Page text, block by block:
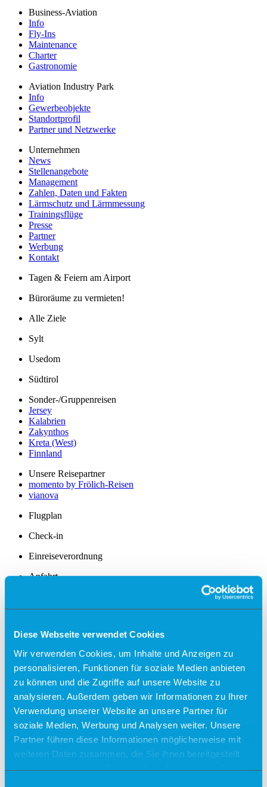
Diese Webseite verwendet Cookies
Wir verwenden Cookies, um Inhalte und Anzeigen zu
personalisieren, Funktionen für soziale Medien anbieten
zu können und die Zugriffe auf unsere Website zu
analysieren. Außerdem geben wir Informationen zu Ihrer
Verwendung unserer Website an unsere Partner für
soziale Medien, Werbung und Analysen weiter. Unsere
Partner führen diese Informationen möglicherweise mit
weiteren Daten zusammen, die Sie ihnen bereitgestellt
Business-Aviation
Info
Fly-Ins
Maintenance
Charter
Gastronomie
Aviation Industry Park
Info
Gewerbeobjekte
Standortprofil
Partner und Netzwerke
Unternehmen
News
Stellenangebote
Management
Zahlen, Daten und Fakten
Lärmschutz und Lärmmessung
Trainingsflüge
Presse
Partner
Werbung
Kontakt
Tagen & Feiern am Airport
Büroräume zu vermieten!
Alle Ziele
Sylt
Usedom
Südtirol
Sonder-/Gruppenreisen
Jersey
Kalabrien
Zakynthos
Kreta (West)
Finnland
Unsere Reisepartner
momento by Frölich-Reisen
vianova
Flugplan
Check-in
Einreiseverordnung
Anfahrt
Gepäck
Allgemein
Sicherheit
Fundsachen
Tiere
Gastronomie & Shops
Free Wifi
Info